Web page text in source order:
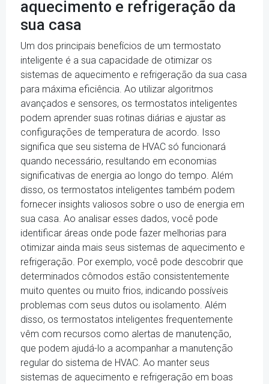
aquecimento e refrigeração da
sua casa
Um dos principais benefícios de um termostato
inteligente é a sua capacidade de otimizar os
sistemas de aquecimento e refrigeração da sua casa
para máxima eficiência. Ao utilizar algoritmos
avançados e sensores, os termostatos inteligentes
podem aprender suas rotinas diárias e ajustar as
configurações de temperatura de acordo. Isso
significa que seu sistema de HVAC só funcionará
quando necessário, resultando em economias
significativas de energia ao longo do tempo. Além
disso, os termostatos inteligentes também podem
fornecer insights valiosos sobre o uso de energia em
sua casa. Ao analisar esses dados, você pode
identificar áreas onde pode fazer melhorias para
otimizar ainda mais seus sistemas de aquecimento e
refrigeração. Por exemplo, você pode descobrir que
determinados cômodos estão consistentemente
muito quentes ou muito frios, indicando possíveis
problemas com seus dutos ou isolamento. Além
disso, os termostatos inteligentes frequentemente
vêm com recursos como alertas de manutenção,
que podem ajudá-lo a acompanhar a manutenção
regular do sistema de HVAC. Ao manter seus
sistemas de aquecimento e refrigeração em boas